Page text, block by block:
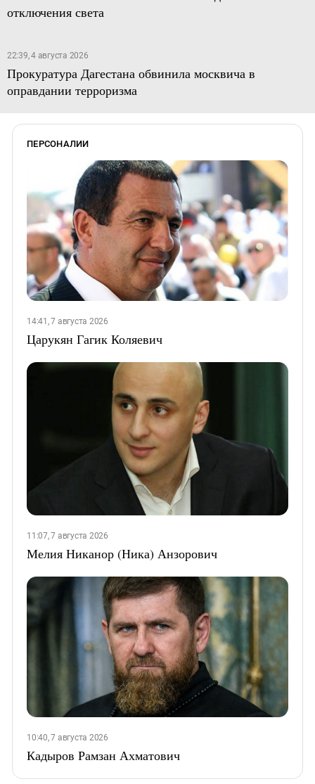
отключения света
22:39, 4 августа 2026
Прокуратура Дагестана обвинила москвича в
оправдании терроризма
ПЕРСОНАЛИИ
14:41, 7 августа 2026
Царукян Гагик Коляевич
11:07, 7 августа 2026
Мелия Никанор (Ника) Анзорович
10:40, 7 августа 2026
Кадыров Рамзан Ахматович